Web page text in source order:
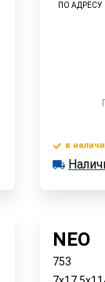
ПО АДРЕСУ
в наличии
в
NEO
753